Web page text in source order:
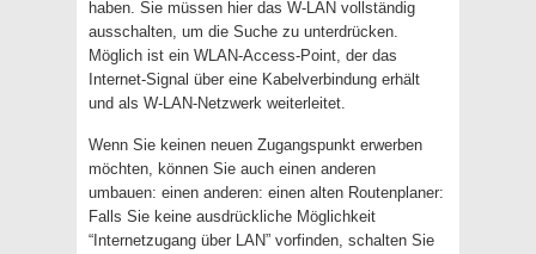
haben. Sie müssen hier das W-LAN vollständig
ausschalten, um die Suche zu unterdrücken.
Möglich ist ein WLAN-Access-Point, der das
Internet-Signal über eine Kabelverbindung erhält
und als W-LAN-Netzwerk weiterleitet.
Wenn Sie keinen neuen Zugangspunkt erwerben
möchten, können Sie auch einen anderen
umbauen: einen anderen: einen alten Routenplaner:
Falls Sie keine ausdrückliche Möglichkeit
“Internetzugang über LAN” vorfinden, schalten Sie